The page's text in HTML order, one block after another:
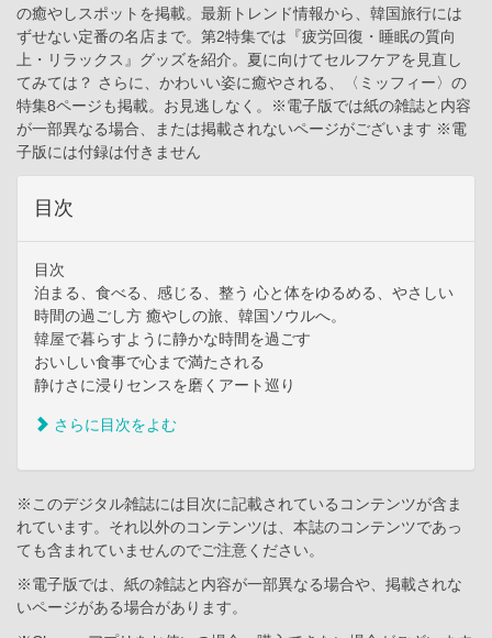
の癒やしスポットを掲載。最新トレンド情報から、韓国旅行には
ずせない定番の名店まで。第2特集では『疲労回復・睡眠の質向
上・リラックス』グッズを紹介。夏に向けてセルフケアを見直し
てみては？ さらに、かわいい姿に癒やされる、〈ミッフィー〉の
特集8ページも掲載。お見逃しなく。※電子版では紙の雑誌と内容
が一部異なる場合、または掲載されないページがございます ※電
子版には付録は付きません
目次
目次
泊まる、食べる、感じる、整う 心と体をゆるめる、やさしい
時間の過ごし方 癒やしの旅、韓国ソウルへ。
韓屋で暮らすように静かな時間を過ごす
おいしい食事で心まで満たされる
静けさに浸りセンスを磨くアート巡り
さらに目次をよむ
※このデジタル雑誌には目次に記載されているコンテンツが含ま
れています。それ以外のコンテンツは、本誌のコンテンツであっ
ても含まれていませんのでご注意ください。
※電子版では、紙の雑誌と内容が一部異なる場合や、掲載されな
いページがある場合があります。